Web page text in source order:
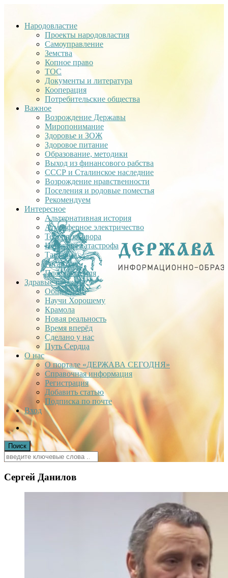
Народовластие
Проекты народовластия
Самоуправление
Земства
Копное право
ТОС
Документы и литература
Кооперация
Потребительские общества
Важное
Возрождение Державы
Миропонимание
Здоровье и ЗОЖ
Здоровое питание
Образование, методики
Выход из финансового рабства
СССР и Сталинское наследние
Возрождение нравственности
Поселения и родовые поместья
Рекомендуем
Интересное
Альтернативная история
Атмосферное электричество
Теория заговора
Недавняя катастрофа
Тартария
Гиганты
Плоская Земля
Здравые проекты
Общее дело
Научи Хорошему
Крамола
Новая реальность
Время вперёд
Сделано у нас
Путь Сердца
О нас
О портале «ДЕРЖАВА СЕГОДНЯ»
Справочная информация
Регистрация
Добавить статью
Подписка по почте
Вход
Сергей Данилов